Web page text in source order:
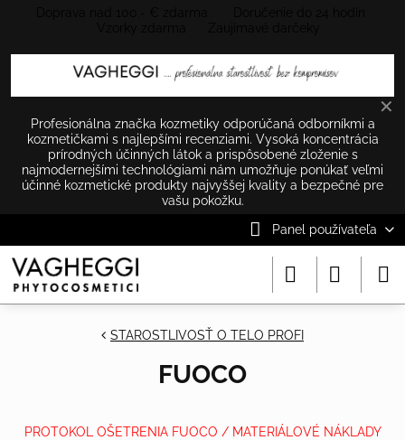
✕
Profesionálna značka kozmetiky odporúčaná odborníkmi a
kozmetičkami s najlepšími recenziami. Vysoká koncentrácia
prírodných účinných látok a prispôsobené zloženie s
najmodernejšími technológiami nám umožňuje ponúkať veľmi
účinné kozmetické produkty najvyššej kvality a bezpečné pre
vašu pokožku.
Panel používateľa
STAROSTLIVOSŤ O TELO PROFI
FUOCO
PROTOKOL OŠETRENIA FUOCO / MATERIÁLOVÉ NÁKLADY